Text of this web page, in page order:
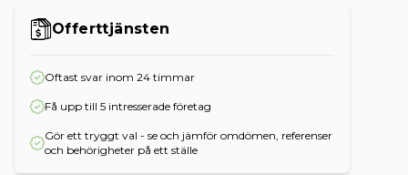
Offerttjänsten
Oftast svar inom 24 timmar
Få upp till 5 intresserade företag
Gör ett tryggt val - se och jämför omdömen, referenser
och behörigheter på ett ställe